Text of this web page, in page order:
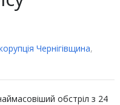
Чернігівщина,
обстріл з 24